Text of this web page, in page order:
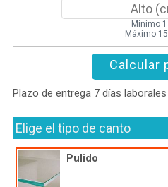
Mínimo
Máximo
Calcular
Plazo de entrega 7 días
Elige el tipo de canto
Pulido